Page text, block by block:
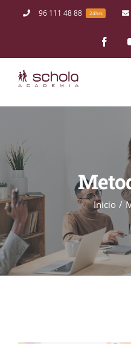
96 111 48 88 24hrs
Inicio /